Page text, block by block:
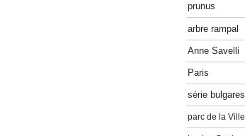
prunus
arbre rampal
Anne Savelli
Paris
série bulgares
parc de la